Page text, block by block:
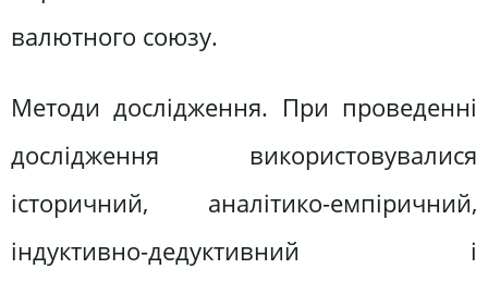
валютного союзу.
Методи дослідження. При проведенні
дослідження використовувалися
історичний, аналітико-емпіричний,
індуктивно-дедуктивний і